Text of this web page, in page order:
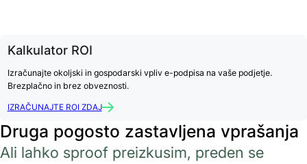
Kalkulator ROI
Izračunajte okoljski in gospodarski vpliv e-podpisa na vaše podjetje.
Brezplačno in brez obveznosti.
IZRAČUNAJTE ROI ZDAJ
Druga pogosto zastavljena vprašanja
Ali lahko sproof preizkusim, preden se